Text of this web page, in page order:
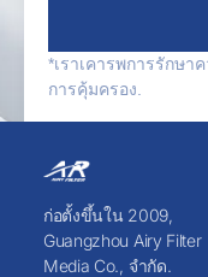
*เราเคารพการรักษ
การคุ้มครอง.
ก่อตั้งขึ้นใน 2009,
Guangzhou Airy Filter
Media Co., จำกัด.